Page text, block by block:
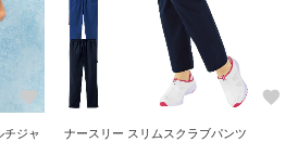
favorite
チジャ
favorite
ナースリー スリムスクラブパンツ